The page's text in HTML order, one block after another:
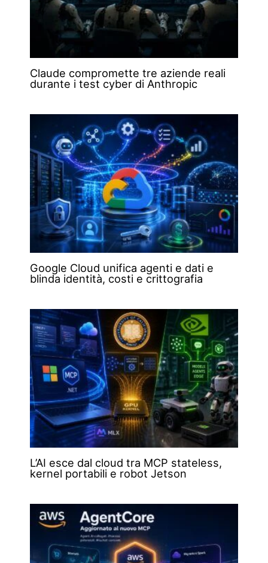
Claude compromette tre aziende reali
durante i test cyber di Anthropic
Google Cloud unifica agenti e dati e
blinda identità, costi e crittografia
L’AI esce dal cloud tra MCP stateless,
kernel portabili e robot Jetson